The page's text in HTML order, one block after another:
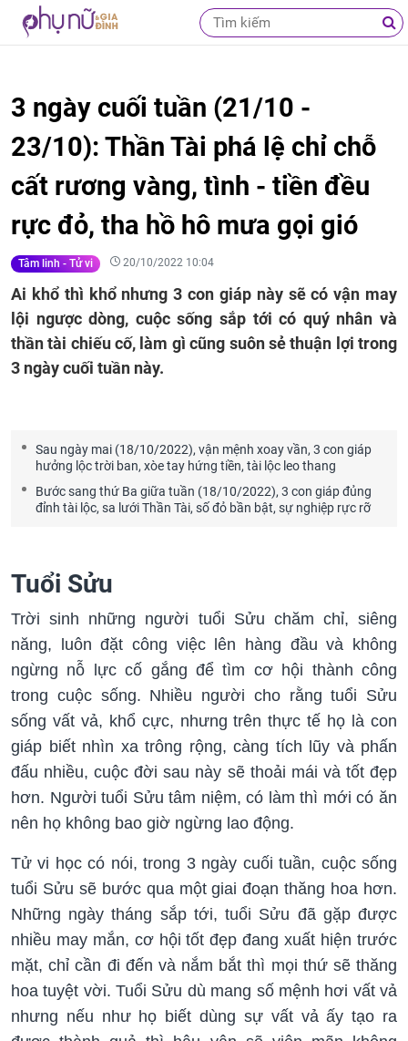
3 ngày cuối tuần (21/10 -
23/10): Thần Tài phá lệ chỉ chỗ
cất rương vàng, tình - tiền đều
rực đỏ, tha hồ hô mưa gọi gió
Tâm linh - Tử vi 20/10/2022 10:04
Ai khổ thì khổ nhưng 3 con giáp này sẽ có vận may
lội ngược dòng, cuộc sống sắp tới có quý nhân và
thần tài chiếu cố, làm gì cũng suôn sẻ thuận lợi trong
3 ngày cuối tuần này.
Sau ngày mai (18/10/2022), vận mệnh xoay vần, 3 con giáp
hưởng lộc trời ban, xòe tay hứng tiền, tài lộc leo thang
Bước sang thứ Ba giữa tuần (18/10/2022), 3 con giáp đủng
đỉnh tài lộc, sa lưới Thần Tài, số đỏ bần bật, sự nghiệp rực rỡ
Tuổi Sửu
Trời sinh những người tuổi Sửu chăm chỉ, siêng
năng, luôn đặt công việc lên hàng đầu và không
ngừng nỗ lực cố gắng để tìm cơ hội thành công
trong cuộc sống. Nhiều người cho rằng tuổi Sửu
sống vất vả, khổ cực, nhưng trên thực tế họ là con
giáp biết nhìn xa trông rộng, càng tích lũy và phấn
đấu nhiều, cuộc đời sau này sẽ thoải mái và tốt đẹp
hơn. Người tuổi Sửu tâm niệm, có làm thì mới có ăn
nên họ không bao giờ ngừng lao động.
Tử vi học có nói, trong 3 ngày cuối tuần, cuộc sống
tuổi Sửu sẽ bước qua một giai đoạn thăng hoa hơn.
Những ngày tháng sắp tới, tuổi Sửu đã gặp được
nhiều may mắn, cơ hội tốt đẹp đang xuất hiện trước
mặt, chỉ cần đi đến và nắm bắt thì mọi thứ sẽ thăng
hoa tuyệt vời. Tuổi Sửu dù mang số mệnh hơi vất vả
nhưng nếu như họ biết dùng sự vất vả ấy tạo ra